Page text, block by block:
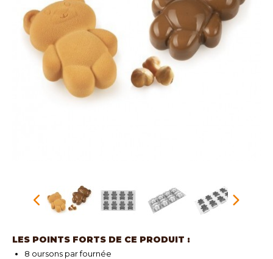
LES POINTS FORTS DE CE PRODUIT :
8 oursons par fournée